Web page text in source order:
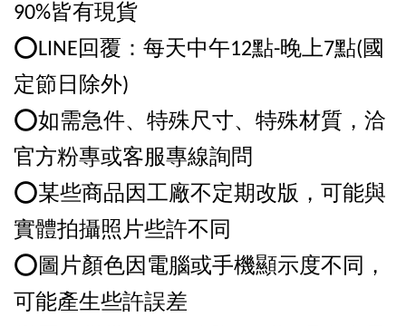
90%皆有現貨
⭕️LINE回覆：每天中午12點-晚上7點(國
定節日除外)
⭕️如需急件、特殊尺寸、特殊材質，洽
官方粉專或客服專線詢問
⭕️某些商品因工廠不定期改版，可能與
實體拍攝照片些許不同
⭕️圖片顏色因電腦或手機顯示度不同，
可能產生些許誤差